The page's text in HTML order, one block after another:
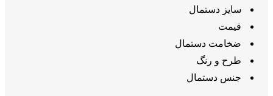
سایز دستمال
قیمت
ضخامت دستمال
طرح و رنگ
جنس دستمال